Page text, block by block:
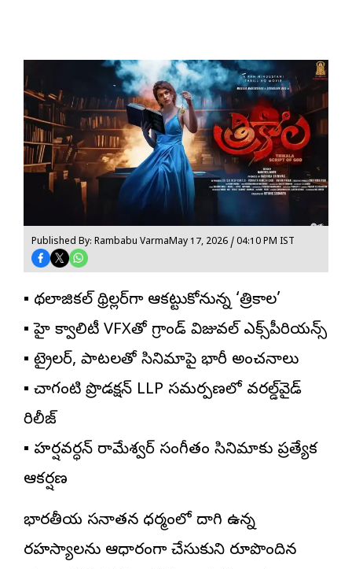
Published By: Rambabu VarmaMay 17, 2026 / 04:10 PM IST
▪️ మైథలాజికల్ థ్రిల్లర్‌గా ఆకట్టుకోనున్న ‘త్రికాల’
▪️ హై క్వాలిటీ VFXతో గ్రాండ్ విజువల్ ఎక్స్‌పీరియన్స్
▪️ ట్రైలర్‌, పాటలతో సినిమాపై భారీ అంచనాలు
▪️ చాగంటి ప్రొడక్షన్ LLP స‌మ‌ర్ప‌ణ‌లో వరల్డ్‌వైడ్
రిలీజ్
▪️ హర్షవర్ధన్ రామేశ్వర్ సంగీతం సినిమాకు ప్రత్యేక
ఆకర్షణ
భారతీయ సనాతన ధర్మంలో దాగి ఉన్న
రహస్యాలను ఆధారంగా చేసుకుని రూపొందిన